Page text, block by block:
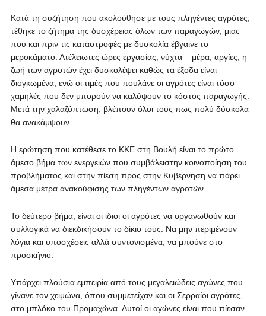
Κατά τη συζήτηση που ακολούθησε με τους πληγέντες αγρότες,
τέθηκε το ζήτημα της δυσχέρειας όλων των παραγωγών, μιας
που και πριν τις καταστροφές με δυσκολία έβγαινε το
μεροκάματο. Ατέλειωτες ώρες εργασίας, νύχτα – μέρα, αργίες, η
ζωή των αγροτών έχει δυσκολέψει καθώς τα έξοδα είναι
διογκωμένα, ενώ οι τιμές που πουλάνε οι αγρότες είναι τόσο
χαμηλές που δεν μπορούν να καλύψουν το κόστος παραγωγής.
Μετά την χαλαζόπτωση, βλέπουν όλοι τους πως πολύ δύσκολα
θα ανακάμψουν.
Η ερώτηση που κατέθεσε το ΚΚΕ στη Βουλή είναι το πρώτο
άμεσο βήμα των ενεργειών που συμβάλειστην κοινοποίηση του
προβλήματος και στην πίεση προς στην Κυβέρνηση να πάρει
άμεσα μέτρα ανακούφισης των πληγέντων αγροτών.
Το δεύτερο βήμα, είναι οι ίδιοι οι αγρότες να οργανωθούν και
συλλογικά να διεκδικήσουν το δίκιο τους. Να μην περιμένουν
λόγια και υποσχέσεις αλλά συντονισμένα, να μπούνε στο
προσκήνιο.
Υπάρχει πλούσια εμπειρία από τους μεγαλειώδεις αγώνες που
γίνανε τον χειμώνα, όπου συμμετείχαν και οι Σερραίοι αγρότες,
στο μπλόκο του Προμαχώνα. Αυτοί οι αγώνες είναι που πίεσαν